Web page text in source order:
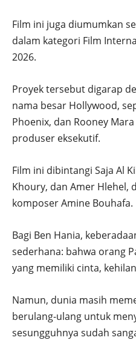
Film ini juga diumumkan
dalam kategori Film
2026.
Proyek tersebut digarap
nama besar Hollywood,
Phoenix, dan Rooney
produser eksekutif.
Film ini dibintangi Saja Al
Khoury, dan Amer Hlehel,
komposer Amine Bouhafa.
Bagi Ben Hania,
sederhana: bahwa orang
yang memiliki cinta,
Namun, dunia masih
berulang-ulang untuk
sesungguhnya sudah